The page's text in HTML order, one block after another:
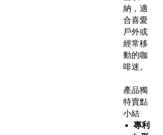
納，適
合喜愛
戶外或
經常移
動的咖
啡迷。
產品獨
特賣點
小結
專利